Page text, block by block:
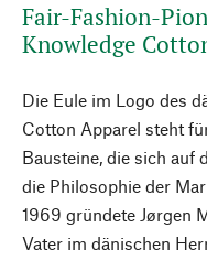
Fair-Fashion-
Knowledge
Die Eule im Logo des
Cotton Apparel steht
Bausteine, die sich auf
die Philosophie der
1969 gründete Jørgen
Vater im dänischen